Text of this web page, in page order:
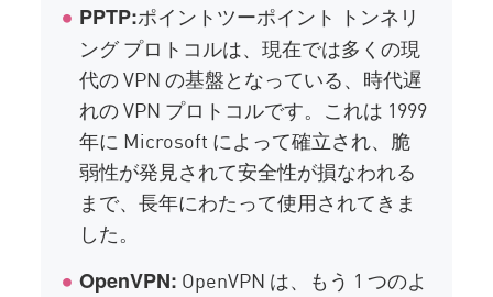
PPTP:ポイントツーポイント トンネリ
ング プロトコルは、現在では多くの現
代の VPN の基盤となっている、時代遅
れの VPN プロトコルです。これは 1999
年に Microsoft によって確立され、脆
弱性が発見されて安全性が損なわれる
まで、長年にわたって使用されてきま
した。
OpenVPN: OpenVPN は、もう 1 つのよ